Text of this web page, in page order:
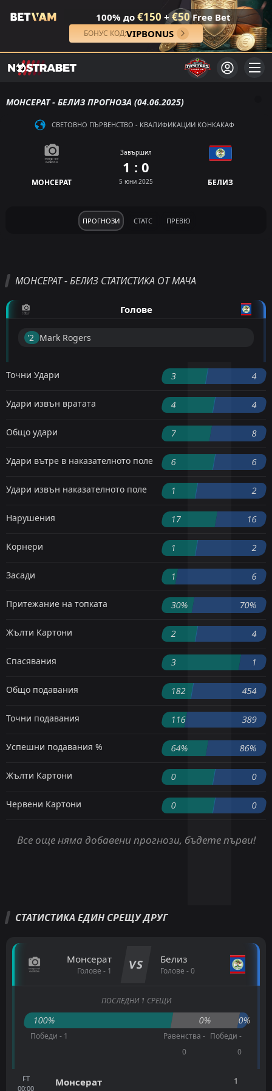
100% до €150 + €50Free Bet
БОНУС КОД:VIPBONUS
МОНСЕРАТ - БЕЛИЗ ПРОГНОЗА (04.06.2025)
СВЕТОВНО ПЪРВЕНСТВО - КВАЛИФИКАЦИИ КОНКАКАФ
МОНСЕРАТ
Завършил
1 : 0
5 юни 2025 БЕЛИЗ
ПРОГНОЗИ СТАТС ПРЕВЮ
МОНСЕРАТ - БЕЛИЗ СТАТИСТИКА ОТ МАЧА
Голове
'2 ︎ Mark Rogers
Точни Удари 3 4
Удари извън вратата 4 4
Общо удари 7 8
Удари вътре в наказателното поле 6 6
Удари извън наказателното поле 1 2
Нарушения 17 16
Корнери 1 2
Засади 1 6
Притежание на топката 30% 70%
Жълти Картони 2 4
Спасявания 3 1
Общо подавания 182 454
Точни подавания 116 389
Успешни подавания % 64% 86%
Жълти Картони 0 0
Червени Картони 0 0
Все още няма добавени прогнози, бъдете първи!
СТАТИСТИКА ЕДИН СРЕЩУ ДРУГ
Монсерат
Голове - 1 VS Белиз
Голове - 0
ПОСЛЕДНИ 1 СРЕЩИ
100% 0% 0%
Победи - 1
Равенства -
0
Победи -
0
FT
00:00
Монсерат
1